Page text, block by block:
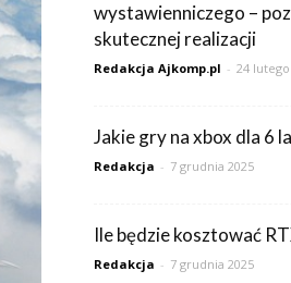
wystawienniczego –
skutecznej realizacji
Redakcja Ajkomp.pl - 24 lutego
Jakie gry na xbox dla 6
Redakcja - 7 grudnia 2025
Ile będzie kosztować
Redakcja - 7 grudnia 2025